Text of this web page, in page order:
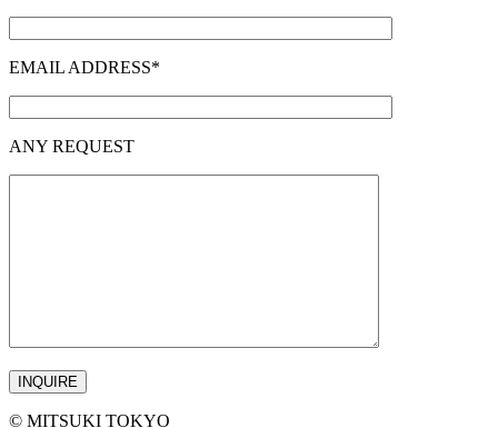
EMAIL ADDRESS*
ANY REQUEST
©︎ MITSUKI TOKYO